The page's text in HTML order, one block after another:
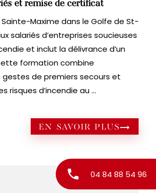
et remise de certificat
Sainte-Maxime dans le Golfe de St-
salariés d’entreprises soucieuses
et inclut la délivrance d’un
formation combine
de premiers secours et
risques d’incendie au ...
EN SAVOIR PLUS
phone 04 84 88 54 96